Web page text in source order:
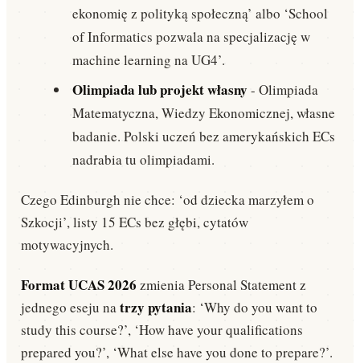
ekonomię z polityką społeczną’ albo ‘School
of Informatics pozwala na specjalizację w
machine learning na UG4’.
Olimpiada lub projekt własny - Olimpiada
Matematyczna, Wiedzy Ekonomicznej, własne
badanie. Polski uczeń bez amerykańskich ECs
nadrabia tu olimpiadami.
Czego Edinburgh nie chce: ‘od dziecka marzyłem o
Szkocji’, listy 15 ECs bez głębi, cytatów
motywacyjnych.
Format UCAS 2026 zmienia Personal Statement z
jednego eseju natrzy pytania: ‘Why do you want to
study this course?’, ‘How have your qualifications
prepared you?’, ‘What else have you done to prepare?’.